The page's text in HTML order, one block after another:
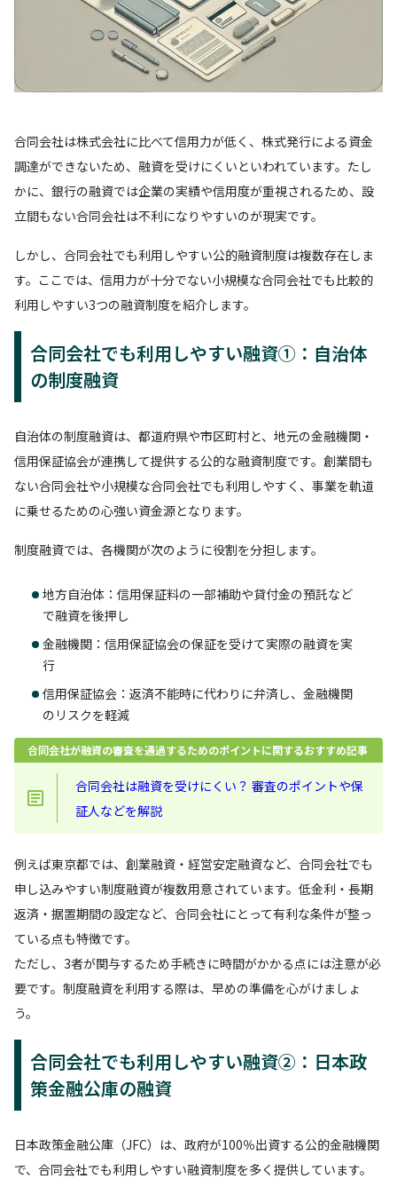
合同会社は株式会社に比べて信用力が低く、株式発行による資金
調達ができないため、融資を受けにくいといわれています。たし
かに、銀行の融資では企業の実績や信用度が重視されるため、設
立間もない合同会社は不利になりやすいのが現実です。
しかし、合同会社でも利用しやすい公的融資制度は複数存在しま
す。ここでは、信用力が十分でない小規模な合同会社でも比較的
利用しやすい3つの融資制度を紹介します。
合同会社でも利用しやすい融資①：自治体
の制度融資
自治体の制度融資は、都道府県や市区町村と、地元の金融機関・
信用保証協会が連携して提供する公的な融資制度です。創業間も
ない合同会社や小規模な合同会社でも利用しやすく、事業を軌道
に乗せるための心強い資金源となります。
制度融資では、各機関が次のように役割を分担します。
地方自治体：信用保証料の一部補助や貸付金の預託など
で融資を後押し
金融機関：信用保証協会の保証を受けて実際の融資を実
行
信用保証協会：返済不能時に代わりに弁済し、金融機関
のリスクを軽減
合同会社が融資の審査を通過するためのポイントに関するおすすめ記事
合同会社は融資を受けにくい？ 審査のポイントや保
証人などを解説
例えば東京都では、創業融資・経営安定融資など、合同会社でも
申し込みやすい制度融資が複数用意されています。低金利・長期
返済・据置期間の設定など、合同会社にとって有利な条件が整っ
ている点も特徴です。
ただし、3者が関与するため手続きに時間がかかる点には注意が必
要です。制度融資を利用する際は、早めの準備を心がけましょ
う。
合同会社でも利用しやすい融資②：日本政
策金融公庫の融資
日本政策金融公庫（JFC）は、政府が100％出資する公的金融機関
で、合同会社でも利用しやすい融資制度を多く提供しています。